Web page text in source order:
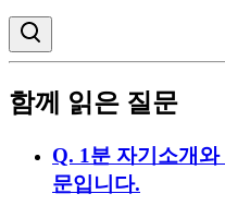
함께 읽은 질문
Q. 1분 자기소개
문입니다.